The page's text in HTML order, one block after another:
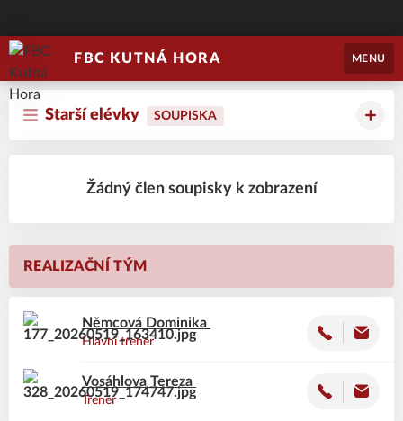
FBC KUTNÁ HORA MENU
Starší elévky SOUPISKA
REALIZAČNÍ TÝM
Dominika
Němcová
Hlavní trenér
Tereza
Vosáhlova
Trenér
Žádný člen soupisky k zobrazení